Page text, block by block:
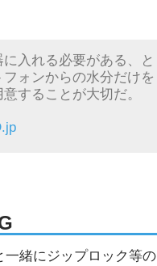
入れる必要がある、と
ォンからの水分だけを
することが大切だ。
一緒にジップロック等の